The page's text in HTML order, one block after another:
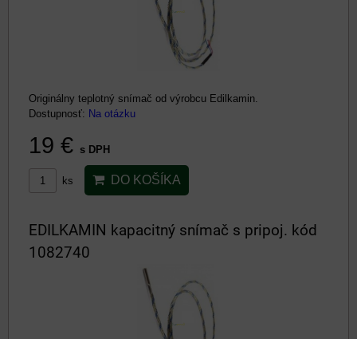
Originálny teplotný snímač od výrobcu Edilkamin.
Dostupnosť: Na otázku
19 € s DPH
ks DO KOŠÍKA
EDILKAMIN kapacitný snímač s pripoj. kód
1082740